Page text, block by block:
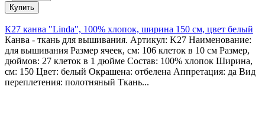
Купить
К27 канва "Linda", 100% хлопок, ширина 150 см, цвет белый
Канва - ткань для вышивания. Артикул: K27 Наименование:
для вышивания Размер ячеек, см: 106 клеток в 10 см Размер,
дюймов: 27 клеток в 1 дюйме Состав: 100% хлопок Ширина,
см: 150 Цвет: белый Окрашена: отбелена Аппретация: да Вид
переплетения: полотняный Ткань...